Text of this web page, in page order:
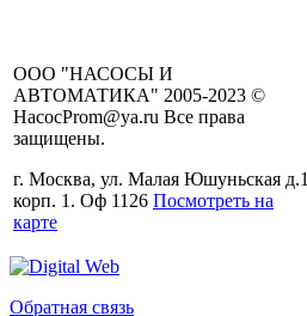
ООО "НАСОСЫ И
АВТОМАТИКА" 2005-2023 ©
HacocProm@ya.ru Все права
защищены.
г. Москва, ул. Малая Юшуньская д.1
корп. 1. Оф 1126 Посмотреть на
карте
Обратная связь